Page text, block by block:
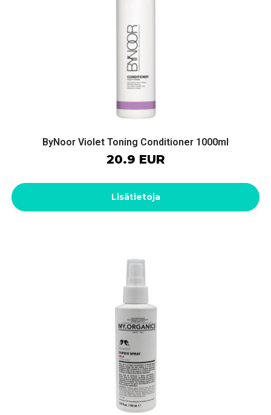
ByNoor Violet Toning Conditioner 1000ml
20.9 EUR
Lisätietoja